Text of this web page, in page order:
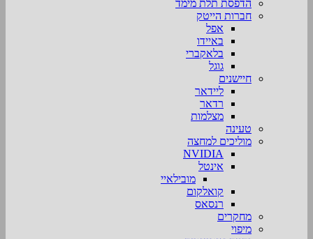
הדפסת תלת מימד
חברות הייטק
אפל
באיידו
בלאקברי
גוגל
חיישנים
ליידאר
רדאר
מצלמות
טעינה
מוליכים למחצה
NVIDIA
אינטל
מובילאיי
קואלקום
רנסאס
מחקרים
מיפוי